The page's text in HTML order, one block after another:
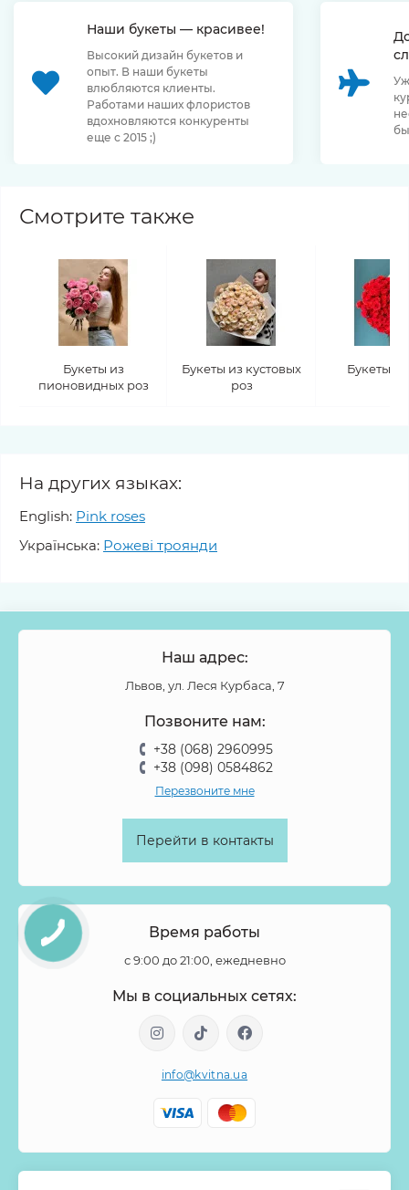
Наши букеты — красивее!
Высокий дизайн букетов и
опыт. В наши букеты
влюбляются клиенты.
Работами наших флористов
вдохновляются конкуренты
еще с 2015 ;)
Смотрите также
Букеты из
пионовидных роз
Букеты из кустовых
роз
Букеты
На других языках:
English: Pink roses
Українська: Рожеві троянди
Наш адрес:
Львов, ул. Леся Курбаса, 7
Позвоните нам:
+38 (068) 2960995
+38 (098) 0584862
Перезвоните мне
Перейти в контакты
Время работы
с 9:00 до 21:00, ежедневно
Мы в социальных сетях:
info@kvitna.ua